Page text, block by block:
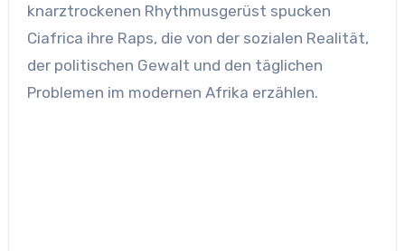
knarztrockenen Rhythmusgerüst spucken
Ciafrica ihre Raps, die von der sozialen Realität,
der politischen Gewalt und den täglichen
Problemen im modernen Afrika erzählen.